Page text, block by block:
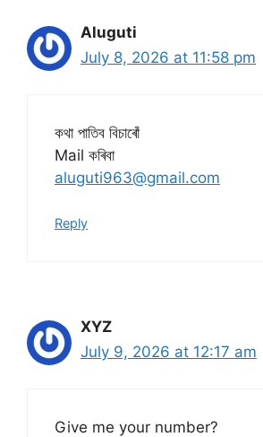
Aluguti
July 8, 2026 at 11:58 pm
কথা পাতিব বিচাৰোঁ
Mail কৰিবা
aluguti963@gmail.com
Reply
XYZ
July 9, 2026 at 12:17 am
Give me your number?